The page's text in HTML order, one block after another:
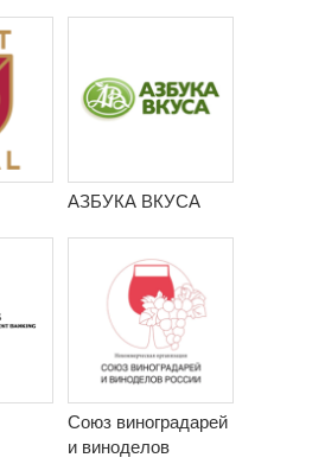
АЗБУКА ВКУСА
Союз виноградарей
и виноделов